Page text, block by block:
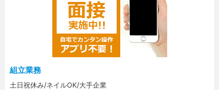
組立業務
土日祝休み/ネイルOK/大手企業